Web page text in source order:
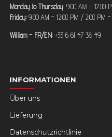
Monday to Thursday: 9:00 AM – 12:00
Friday: 9:00 AM – 12:00 PM / 2:00 PM
William – FR/EN: +33 6 61 47 36 49
INFORMATIONEN
Über uns
Lieferung
Datenschutzrichtlinie